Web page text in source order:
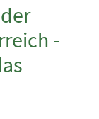
-